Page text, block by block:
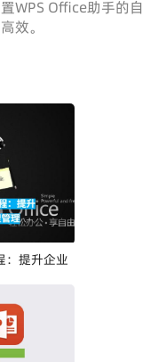
WPS Office助手的自
效。
：提升企业